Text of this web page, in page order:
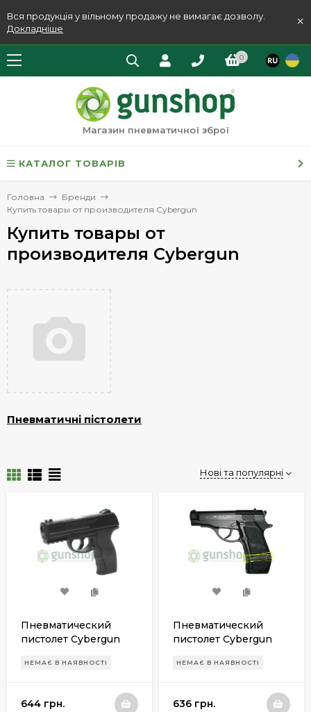
Вся продукція у вільному продажу не вимагає дозволу.
Докладніше
×
0
Магазин пневматичної зброї
КАТАЛОГ ТОВАРІВ
Головна
Бренди
Купить товары от производителя Cybergun
Купить товары от
производителя Cybergun
Пневматичні пістолети
Нові та популярні
Пневматический
пистолет Cybergun
НЕМАЄ В НАЯВНОСТІ
644 грн.
Пневматический
пистолет Cybergun
НЕМАЄ В НАЯВНОСТІ
636 грн.